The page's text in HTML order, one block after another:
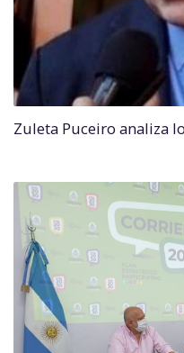
Zuleta Puceiro analiza